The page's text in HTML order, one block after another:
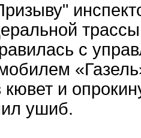
с
кювет и
ушиб.